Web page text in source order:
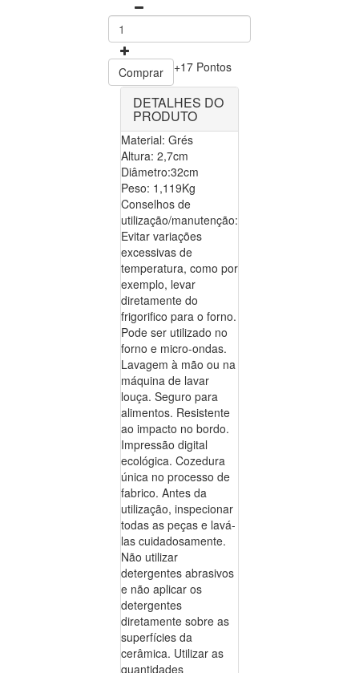
Comprar +17 Pontos
DETALHES DO
PRODUTO
Material: Grés
Altura: 2,7cm
Diâmetro:32cm
Peso: 1,119Kg
Conselhos de
utilização/manutenção:
Evitar variações
excessivas de
temperatura, como por
exemplo, levar
diretamente do
frigorifico para o forno.
Pode ser utilizado no
forno e micro-ondas.
Lavagem à mão ou na
máquina de lavar
louça. Seguro para
alimentos. Resistente
ao impacto no bordo.
Impressão digital
ecológica. Cozedura
única no processo de
fabrico. Antes da
utilização, inspecionar
todas as peças e lavá-
las cuidadosamente.
Não utilizar
detergentes abrasivos
e não aplicar os
detergentes
diretamente sobre as
superfícies da
cerâmica. Utilizar as
quantidades